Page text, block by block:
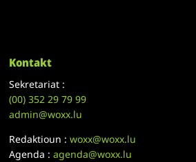
Kontakt
Sekretariat :
(00)352 29 79 99
admin@woxx.lu
Redaktioun :woxx@woxx.lu
Agenda :agenda@woxx.lu